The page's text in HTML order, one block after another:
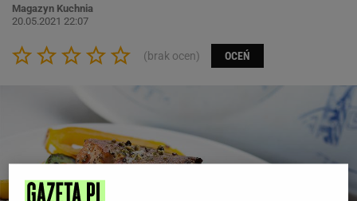
Magazyn Kuchnia
20.05.2021 22:07
(brak ocen) OCEŃ